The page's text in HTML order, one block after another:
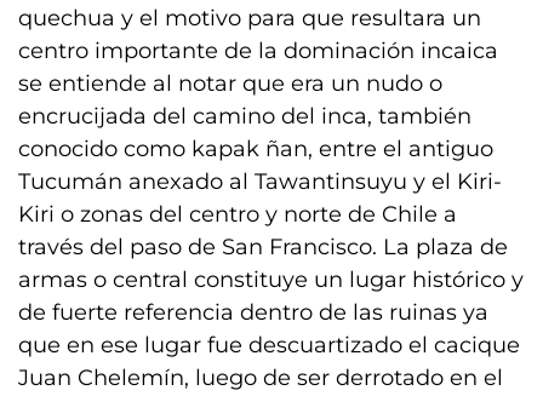
quechua y el motivo para que resultara un
centro importante de la dominación incaica
se entiende al notar que era un nudo o
encrucijada del camino del inca, también
conocido como kapak ñan, entre el antiguo
Tucumán anexado al Tawantinsuyu y el Kiri-
Kiri o zonas del centro y norte de Chile a
través del paso de San Francisco. La plaza de
armas o central constituye un lugar histórico y
de fuerte referencia dentro de las ruinas ya
que en ese lugar fue descuartizado el cacique
Juan Chelemín, luego de ser derrotado en el